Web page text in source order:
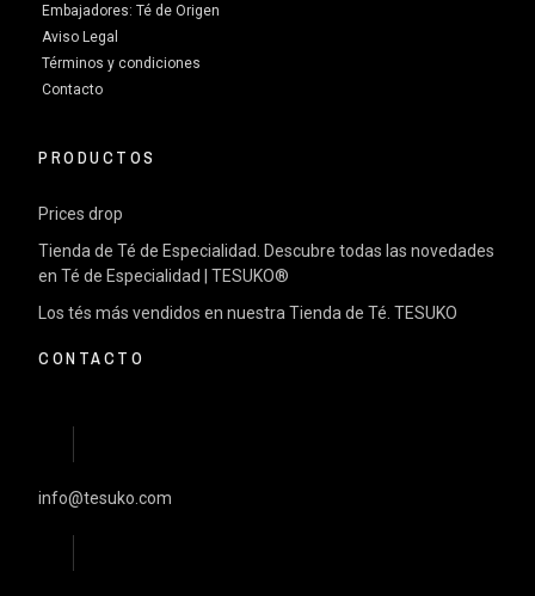
Embajadores: Té de Origen
Aviso Legal
Términos y condiciones
Contacto
PRODUCTOS
Prices drop
Tienda de Té de Especialidad. Descubre todas las novedades
en Té de Especialidad | TESUKO®
Los tés más vendidos en nuestra Tienda de Té. TESUKO
CONTACTO
info@tesuko.com